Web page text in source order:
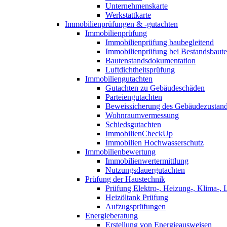
Unternehmenskarte
Werkstattkarte
Immobilienprüfungen & -gutachten
Immobilienprüfung
Immobilienprüfung baubegleitend
Immobilienprüfung bei
Bautenstandsdokumentation
Luftdichtheitsprüfung
Immobiliengutachten
Gutachten zu Gebäudeschäden
Parteiengutachten
Beweissicherung des
Wohnraumvermessung
Schiedsgutachten
ImmobilienCheckUp
Immobilien Hochwasserschutz
Immobilienbewertung
Immobilienwertermittlung
Nutzungsdauergutachten
Prüfung der Haustechnik
Prüfung Elektro-, Heizung-, Klima-,
Heizöltank Prüfung
Aufzugsprüfungen
Energieberatung
Erstellung von Energieausweisen